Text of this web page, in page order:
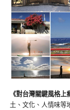
《對台灣關鍵風格上
土、文化、人情味等